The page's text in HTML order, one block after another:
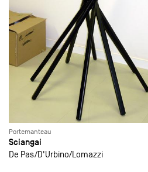
Portemanteau
Sciangai
De Pas D'Urbino Lomazzi